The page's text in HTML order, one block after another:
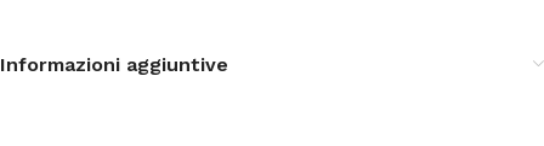
Informazioni aggiuntive